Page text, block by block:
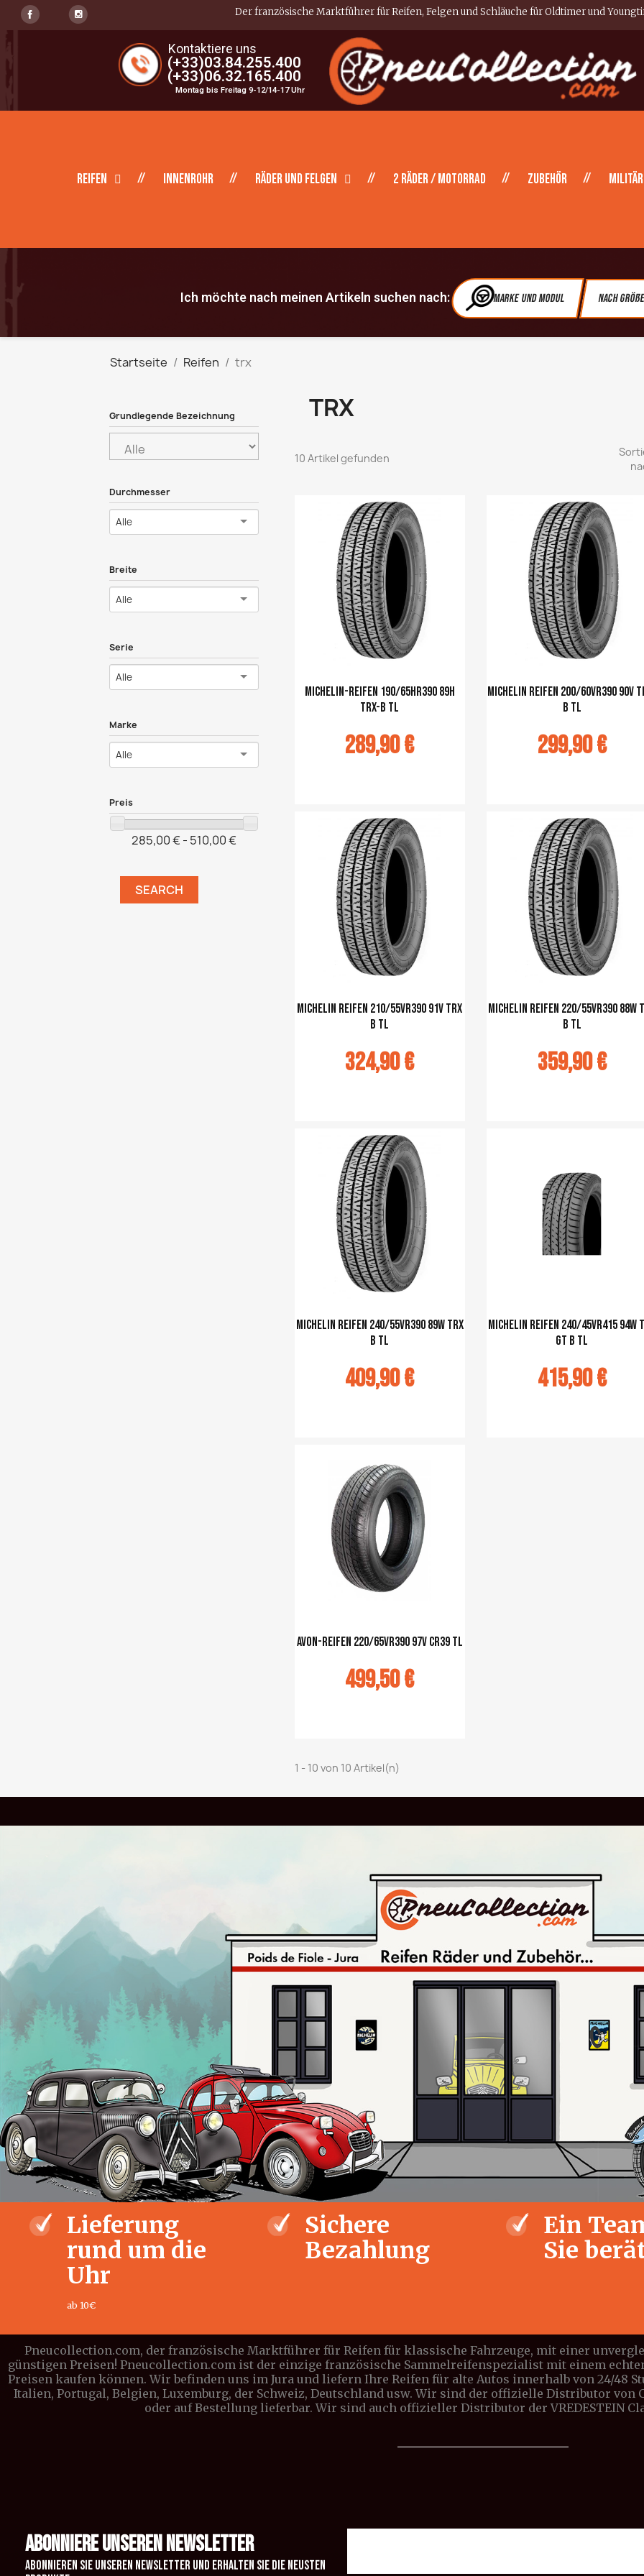
Der französische Marktführer für Reifen, Felgen und Schläuche für Oldtimer und
Kontaktiere uns
(+33)03.84.255.400
(+33)06.32.165.400
Montag bis Freitag 9-12/14-17 Uhr
Reifen Innenrohr Räder und Felgen 2 Räder / Motorrad Zubehör Militär
Ich möchte nach meinen Artikeln suchen nach: Marke und Modul Nach
Startseite Reifen trx
Grundlegende Bezeichnung
Durchmesser
Alle
Breite
Alle
Serie
Alle
Marke
Alle
Preis
285,00 € - 510,00 €
TRX
10 Artikel gefunden
Michelin-Reifen 190/65HR390 89H
TRX-B TL
289,90 €
Ajouter au panier
Michelin Reifen 200/60VR390 90V
B TL
299,90 €
Ajouter au panier
Michelin Reifen 210/55VR390 91V TRX
B TL
324,90 €
Ajouter au panier
Michelin Reifen 220/55VR390 88W
B TL
359,90 €
Michelin Reifen 240/55VR390 89W TRX
B TL
409,90 €
Michelin Reifen 240/45VR415 94W
GT B TL
415,90 €
Avon-Reifen 220/65VR390 97V CR39 TL
499,50 €
Ajouter au panier
1 - 10 von 10 Artikel(n)
Lieferung
rund um die
Uhr
ab 10€
Sichere
Bezahlung
Ein
Sie
Pneucollection.com, der französische Marktführer für Reifen für klassische Fahrzeuge, mit einer
günstigen Preisen! Pneucollection.com ist der einzige französische Sammelreifenspezialist mit einem
Preisen kaufen können. Wir befinden uns im Jura und liefern Ihre Reifen für alte Autos innerhalb von 24/48
Italien, Portugal, Belgien, Luxemburg, der Schweiz, Deutschland usw. Wir sind der offizielle Distributor von
oder auf Bestellung lieferbar. Wir sind auch offizieller Distributor der VREDESTEIN
ABONNIERE UNSEREN NEWSLETTER
Abonnieren Sie unseren Newsletter und erhalten Sie die neusten